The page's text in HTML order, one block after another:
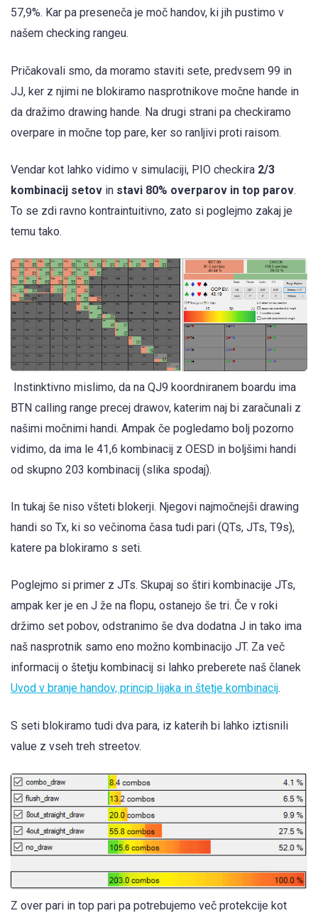
57,9%. Kar pa preseneča je moč handov, ki jih pustimo v
našem checking rangeu.
Pričakovali smo, da moramo staviti sete, predvsem 99 in
JJ, ker z njimi ne blokiramo nasprotnikove močne hande in
da dražimo drawing hande. Na drugi strani pa checkiramo
overpare in močne top pare, ker so ranljivi proti raisom.
Vendar kot lahko vidimo v simulaciji, PIO checkira 2/3
kombinacij setov in stavi 80% overparov in top parov.
To se zdi ravno kontraintuitivno, zato si poglejmo zakaj je
temu tako.
Instinktivno mislimo, da na QJ9 koordniranem boardu ima
BTN calling range precej drawov, katerim naj bi zaračunali z
našimi močnimi handi. Ampak če pogledamo bolj pozorno
vidimo, da ima le 41,6 kombinacij z OESD in boljšimi handi
od skupno 203 kombinacij (slika spodaj).
In tukaj še niso všteti blokerji. Njegovi najmočnejši drawing
handi so Tx, ki so večinoma časa tudi pari (QTs, JTs, T9s),
katere pa blokiramo s seti.
Poglejmo si primer z JTs. Skupaj so štiri kombinacije JTs,
ampak ker je en J že na flopu, ostanejo še tri. Če v roki
držimo set pobov, odstranimo še dva dodatna J in tako ima
naš nasprotnik samo eno možno kombinacijo JT. Za več
informacij o štetju kombinacij si lahko preberete naš članek
Uvod v branje handov, princip lijaka in štetje kombinacij.
S seti blokiramo tudi dva para, iz katerih bi lahko iztisnili
value z vseh treh streetov.
Z over pari in top pari pa potrebujemo več protekcije kot